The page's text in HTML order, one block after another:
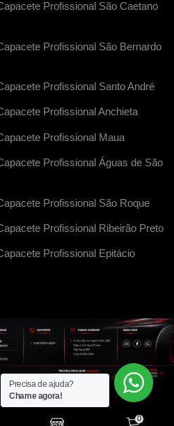
Profissional São Caetano
Profissional São Bernardo
Profissional Santo André
Profissional Anchieta
Profissional Maua
Profissional Águas de São
Profissional São Roque
Profissional Ribeirão Preto
Profissional Epitácio
0
Precisa de ajuda?
Chame agora!